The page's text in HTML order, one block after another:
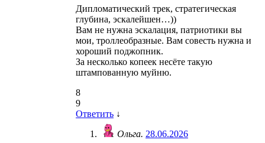
Дипломатический трек, стратегическая
глубина, эскалейшен…))
Вам не нужна эскалация, патриотики вы
мои, троллеобразные. Вам совесть нужна и
хороший поджопник.
За несколько копеек несёте такую
штампованную муйню.
8
9
Ответить ↓
Ольга. 28.06.2026